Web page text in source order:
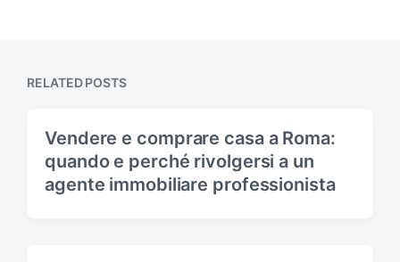
o
s
RELATED POSTS
Vendere e comprare casa a Roma:
quando e perché rivolgersi a un
agente immobiliare professionista